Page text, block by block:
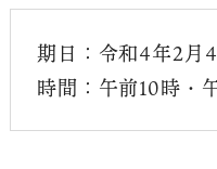
期日：令和4年2月4
時間：午前10時・